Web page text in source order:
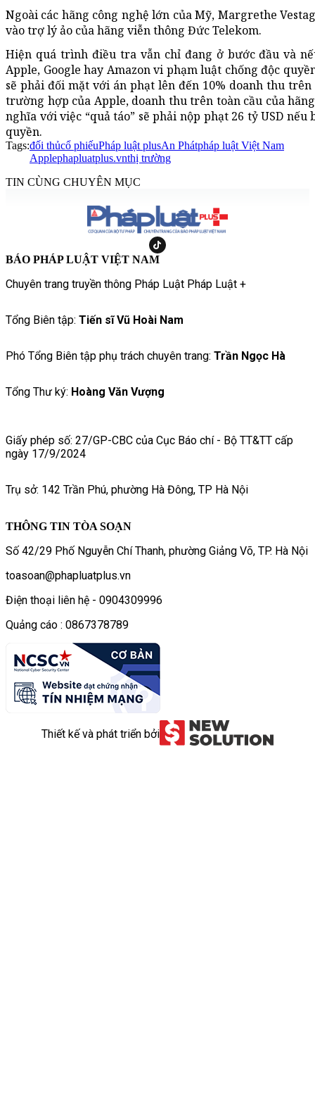
Ngoài các hãng công nghệ lớn của Mỹ, Margrethe
vào trợ lý ảo của hãng viễn thông Đức Telekom.
Hiện quá trình điều tra vẫn chỉ đang ở bước đầu và
Apple, Google hay Amazon vi phạm luật chống độc
sẽ phải đối mặt với án phạt lên đến 10% doanh thu
trường hợp của Apple, doanh thu trên toàn cầu của
nghĩa với việc “quả táo” sẽ phải nộp phạt 26 tỷ USD
quyền.
Tags:đối thủcổ phiếuPháp luật plusAn Phátpháp luật Việt Nam
Applephapluatplus.vnthị trường
TIN CÙNG CHUYÊN MỤC
BÁO PHÁP LUẬT VIỆT NAM
Chuyên trang truyền thông Pháp Luật Pháp Luật +
Tổng Biên tập: Tiến sĩ Vũ Hoài Nam
Phó Tổng Biên tập phụ trách chuyên trang: Trần Ngọc Hà
Tổng Thư ký: Hoàng Văn Vượng
Giấy phép số: 27/GP-CBC của Cục Báo chí - Bộ TT&TT cấp
ngày 17/9/2024
Trụ sở: 142 Trần Phú, phường Hà Đông, TP Hà Nội
THÔNG TIN TÒA SOẠN
Số 42/29 Phố Nguyễn Chí Thanh, phường Giảng Võ, TP. Hà Nội
toasoan@phapluatplus.vn
Điện thoại liên hệ - 0904309996
Quảng cáo : 0867378789
Thiết kế và phát triển bởi